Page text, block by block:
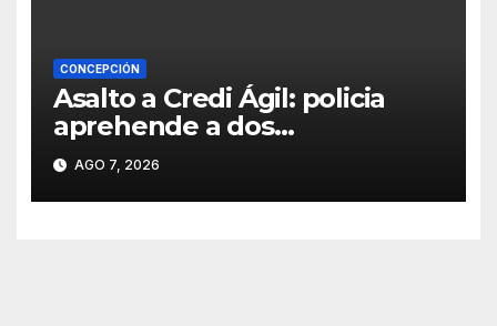
CONCEPCIÓN
Asalto a Credi Ágil: policia
aprehende a dos
sospechosos e incauta
evidencias en Concepción
AGO 7, 2026